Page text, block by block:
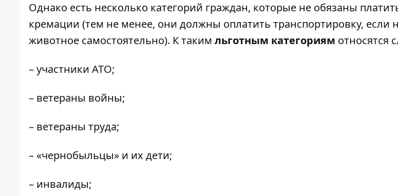
Однако есть несколько категорий граждан, которые не обязаны
кремации (тем не менее, они должны оплатить транспортировку, если
животное самостоятельно). К таким льготным категориям относятся
– участники АТО;
– ветераны войны;
– ветераны труда;
– «чернобыльцы» и их дети;
– инвалиды;